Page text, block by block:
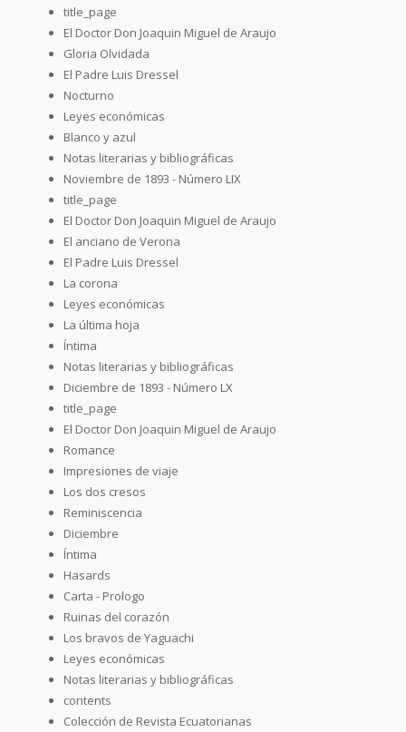
title_page
El Doctor Don Joaquin Miguel de Araujo
Gloria Olvidada
El Padre Luis Dressel
Nocturno
Leyes económicas
Blanco y azul
Notas literarias y bibliográficas
Noviembre de 1893 - Número LIX
title_page
El Doctor Don Joaquin Miguel de Araujo
El anciano de Verona
El Padre Luis Dressel
La corona
Leyes económicas
La última hoja
Íntima
Notas literarias y bibliográficas
Diciembre de 1893 - Número LX
title_page
El Doctor Don Joaquin Miguel de Araujo
Romance
Impresiones de viaje
Los dos cresos
Reminiscencia
Diciembre
Íntima
Hasards
Carta - Prologo
Ruinas del corazón
Los bravos de Yaguachi
Leyes económicas
Notas literarias y bibliográficas
contents
Colección de Revista Ecuatorianas